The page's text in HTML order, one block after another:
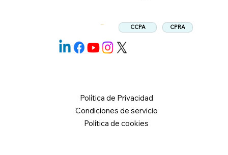
Política de Privacidad
Condiciones de servicio
Política de cookies
CCPA CPRA